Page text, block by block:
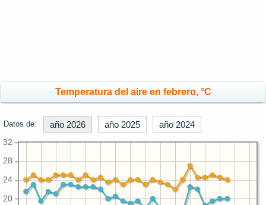
Temperatura del aire en febrero, °C
Datos de: año 2026 año 2025 año 2024
20
24
28
32